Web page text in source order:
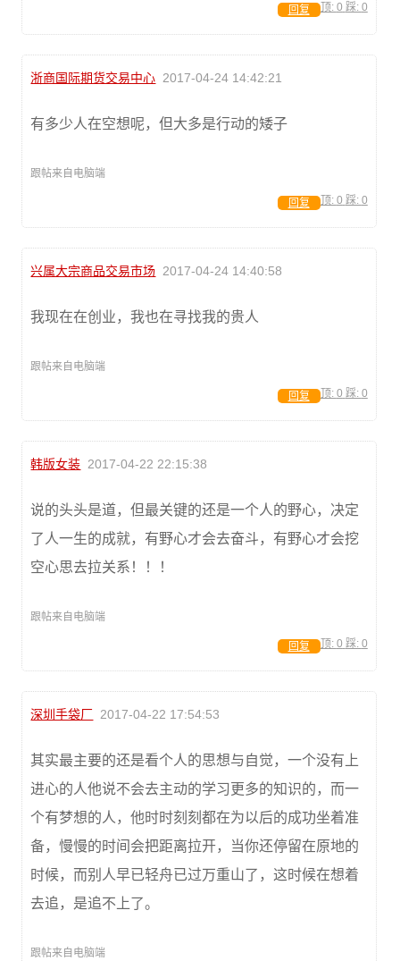
顶: 0 踩: 0
回复
浙商国际期货交易中心 2017-04-24 14:42:21
有多少人在空想呢，但大多是行动的矮子
跟帖来自电脑端
顶: 0 踩: 0
回复
兴属大宗商品交易市场 2017-04-24 14:40:58
我现在在创业，我也在寻找我的贵人
跟帖来自电脑端
顶: 0 踩: 0
回复
韩版女装 2017-04-22 22:15:38
说的头头是道，但最关键的还是一个人的野心，决定
了人一生的成就，有野心才会去奋斗，有野心才会挖
空心思去拉关系！！！
跟帖来自电脑端
顶: 0 踩: 0
回复
深圳手袋厂 2017-04-22 17:54:53
其实最主要的还是看个人的思想与自觉，一个没有上
进心的人他说不会去主动的学习更多的知识的，而一
个有梦想的人，他时时刻刻都在为以后的成功坐着准
备，慢慢的时间会把距离拉开，当你还停留在原地的
时候，而别人早已轻舟已过万重山了，这时候在想着
去追，是追不上了。
跟帖来自电脑端